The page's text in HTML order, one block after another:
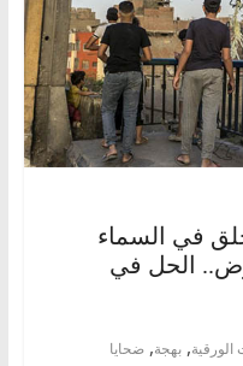
في السماء
الحل في
الورقية, بهجة, ضحايا